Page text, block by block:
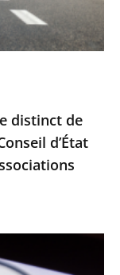
distinct de
d’État